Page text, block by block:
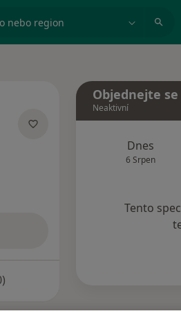
nebo region
Objednejte
Neaktivní
Dnes
6 Srpen
Tento